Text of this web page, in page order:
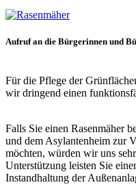
Aufruf an die Bürgerinnen und
Für die Pflege der
wir dringend einen
Falls Sie einen Rasenmäher
und dem Asylantenheim zur
möchten, würden wir uns
Unterstützung leisten Sie
Instandhaltung der